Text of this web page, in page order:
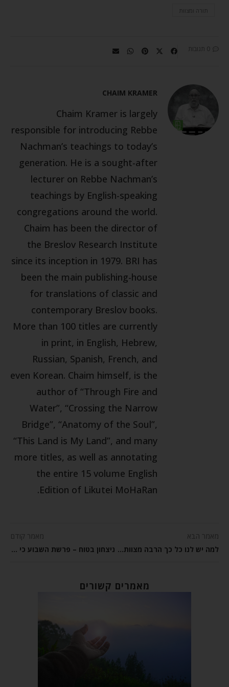
תורה ומצוות
0 תגובות
CHAIM KRAMER
Chaim Kramer is largely
responsible for introducing Rebbe
Nachman’s teachings to today’s
generation. He is a sought-after
lecturer on Rebbe Nachman’s
teachings by English-speaking
congregations around the world.
Chaim has been the director of
the Breslov Research Institute
since its inception in 1979. BRI has
been the main publishing-house
for translations of classic and
contemporary Breslov books.
More than 100 titles are currently
in print, in English, Hebrew,
Russian, Spanish, French, and
even Korean. Chaim himself, is the
author of “Through Fire and
Water”, “Crossing the Narrow
Bridge”, “Anatomy of the Soul”,
“This Land is My Land”, and many
more titles, as well as annotating
the entire 15 volume English
Edition of Likutei MoHaRan.
מאמר הבא
למה יש לנו כל כך הרבה מצוות? – פרשת כי תצא
מאמר קודם
ניצחון בטוח – פרשת השבוע כי תבוא
מאמרים קשורים